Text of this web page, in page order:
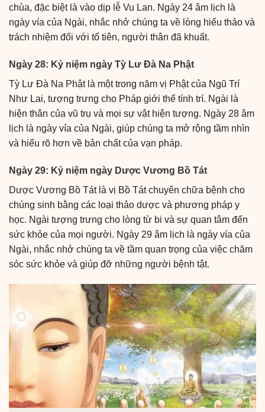
chùa, đặc biệt là vào dịp lễ Vu Lan. Ngày 24 âm lịch là
ngày vía của Ngài, nhắc nhở chúng ta về lòng hiếu thảo và
trách nhiệm đối với tổ tiên, người thân đã khuất.
Ngày 28: Kỷ niệm ngày Tỳ Lư Đà Na Phật
Tỳ Lư Đà Na Phật là một trong năm vị Phật của Ngũ Trí
Như Lai, tượng trưng cho Pháp giới thể tính trí. Ngài là
hiện thân của vũ trụ và mọi sự vật hiện tượng. Ngày 28 âm
lịch là ngày vía của Ngài, giúp chúng ta mở rộng tầm nhìn
và hiểu rõ hơn về bản chất của vạn pháp.
Ngày 29: Kỷ niệm ngày Dược Vương Bồ Tát
Dược Vương Bồ Tát là vị Bồ Tát chuyên chữa bệnh cho
chúng sinh bằng các loại thảo dược và phương pháp y
học. Ngài tượng trưng cho lòng từ bi và sự quan tâm đến
sức khỏe của mọi người. Ngày 29 âm lịch là ngày vía của
Ngài, nhắc nhở chúng ta về tầm quan trọng của việc chăm
sóc sức khỏe và giúp đỡ những người bệnh tật.